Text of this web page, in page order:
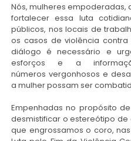
Nós, mulheres empoderadas,
fortalecer essa luta
públicos, nos locais de
os casos de violência contra
diálogo é necessário e
esforços e a
números vergonhosos e
a mulherpossam ser
Empenhadas no propósito
desmistificar o estereótipo de
que engrossamos o coro,